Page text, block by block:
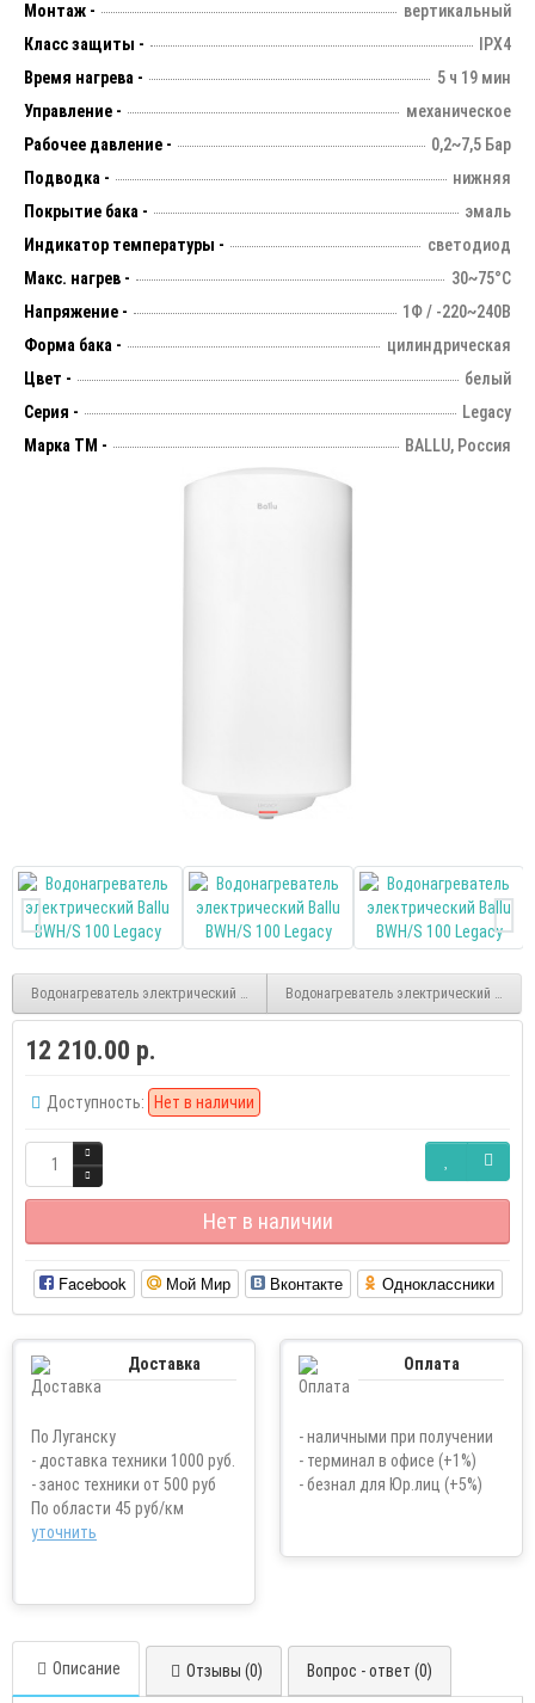
Монтаж -
вертикальный
Класс защиты -
IPX4
Время нагрева -
5 ч 19 мин
Управление -
механическое
Рабочее давление -
0,2~7,5 Бар
Подводка -
нижняя
Покрытие бака -
эмаль
Индикатор температуры -
светодиод
Макс. нагрев -
30~75°С
Напряжение -
1Ф / -220~240В
Форма бака -
цилиндрическая
Цвет -
белый
Серия -
Legacy
Марка ТМ -
BALLU, Россия
Водонагреватель электрический Ballu BWH/S 50 LegacyВодонагреватель электрический Ballu
12 210.00 р.
Доступность: Нет в наличии
Нет в наличии
Facebook Мой Мир Вконтакте Одноклассники
Доставка
По Луганску
- доставка техники 1000 руб.
- занос техники от 500 руб
По области 45 руб/км
уточнить
Оплата
- наличными при получении
- терминал в офисе (+1%)
- безнал для Юр.лиц (+5%)
Описание Отзывы (0) Вопрос - ответ (0)